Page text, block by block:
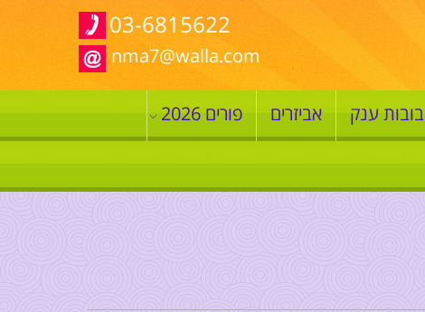
03-6815622
nma7@walla.com
בובות ענק אביזרים פורים 2026